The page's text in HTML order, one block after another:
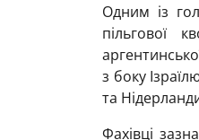
Одним із
пільгової
з боку
та
Фахівці